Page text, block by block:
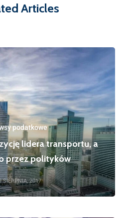
Articles
podatkowe
lidera transportu, a
przez polityków
SIERPNIA, 2017